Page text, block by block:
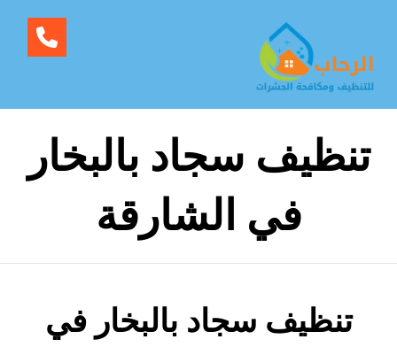
تنظيف سجاد بالبخار
في الشارقة
تنظيف سجاد بالبخار في